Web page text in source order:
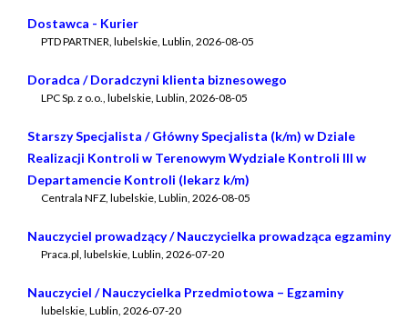
Dostawca - Kurier
PTD PARTNER lubelskie, Lublin 2026-08-05
Doradca / Doradczyni klienta biznesowego
LPC Sp. z o.o. lubelskie, Lublin 2026-08-05
Starszy Specjalista / Główny Specjalista (k/m) w Dziale
Realizacji Kontroli w Terenowym Wydziale Kontroli III w
Departamencie Kontroli (lekarz k/m)
Centrala NFZ lubelskie, Lublin 2026-08-05
Nauczyciel prowadzący / Nauczycielka prowadząca egzaminy
Praca.pl lubelskie, Lublin 2026-07-20
Nauczyciel / Nauczycielka Przedmiotowa – Egzaminy
lubelskie, Lublin 2026-07-20